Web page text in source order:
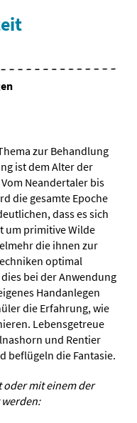
zur Behandlung
ist dem Alter der
Neandertaler bis
die gesamte Epoche
dass es sich
um primitive Wilde
die ihnen zur
optimal
bei der Anwendung
Handanlegen
die Erfahrung, wie
Lebensgetreue
und Rentier
beflügeln die Fantasie.
oder mit einem der